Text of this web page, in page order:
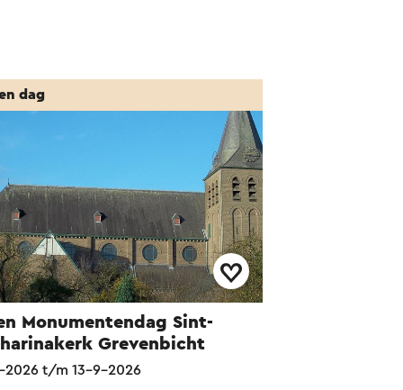
Monumentendag Sint-
Grevenbicht
dag
2026 t/m 13-9-2026